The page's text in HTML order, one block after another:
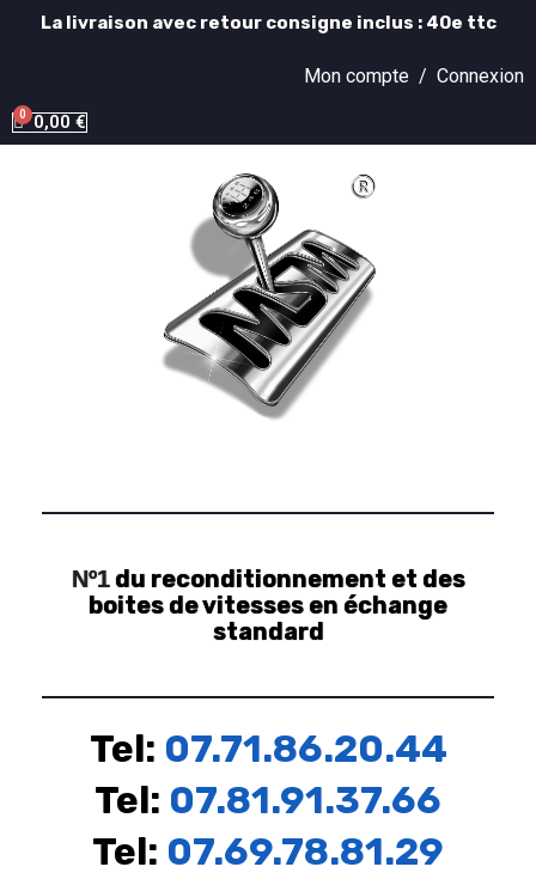
La livraison avec retour consigne inclus : 40e ttc
Mon compte / Connexion
0,00 €
Nº1du reconditionnement et des
boites de vitesses en échange
standard
Tel: 07.71.86.20.44
Tel: 07.81.91.37.66
Tel: 07.69.78.81.29